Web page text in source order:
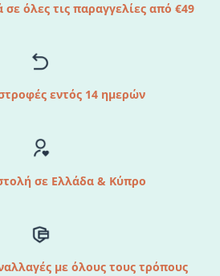
όλες τις παραγγελίες από €49
εντός 14 ημερών
σε Ελλάδα & Κύπρο
με όλους τους τρόπους